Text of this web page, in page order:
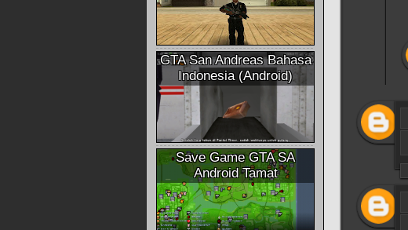
GTA San Andreas Bahasa
Indonesia (Android)
Save Game GTA SA
Android Tamat